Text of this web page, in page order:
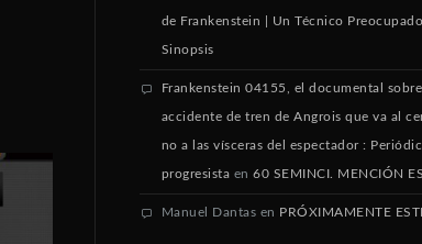
de Frankenstein | Un Técnico Preocupado
Sinopsis
Frankenstein 04155, el documental sobre
accidente de tren de Angrois que va al
no a las vísceras del espectador :
progresista en60 SEMINCI. MENCIÓN
Manuel Dantas en PRÓXIMAMENTE